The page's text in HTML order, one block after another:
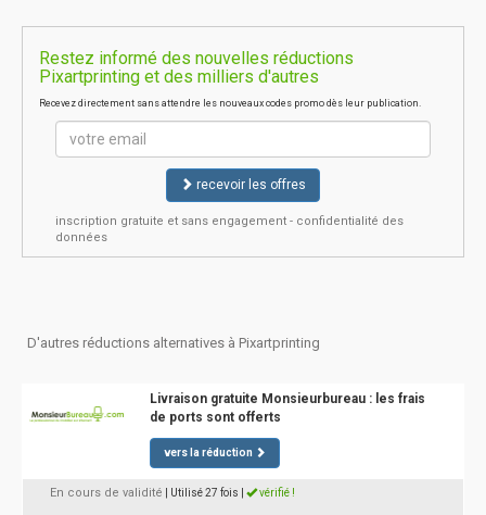
Restez informé des nouvelles réductions
Pixartprinting et des milliers d'autres
Recevez directement sans attendre les nouveaux codes promo dès leur publication.
recevoir les offres
inscription gratuite et sans engagement - confidentialité des
données
D'autres réductions alternatives à Pixartprinting
Livraison gratuite Monsieurbureau : les frais
de ports sont offerts
vers la réduction
En cours de validité | Utilisé 27 fois vérifié !